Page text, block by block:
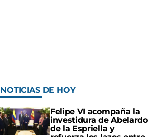
NOTICIAS DE HOY
Felipe VI acompaña la
investidura de Abelardo
de la Espriella y